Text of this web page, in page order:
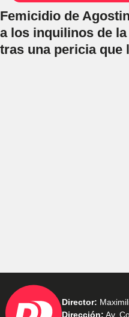
Femicidio de
a los inquilinos de
tras una pericia que
Director:
Dirección: Av.